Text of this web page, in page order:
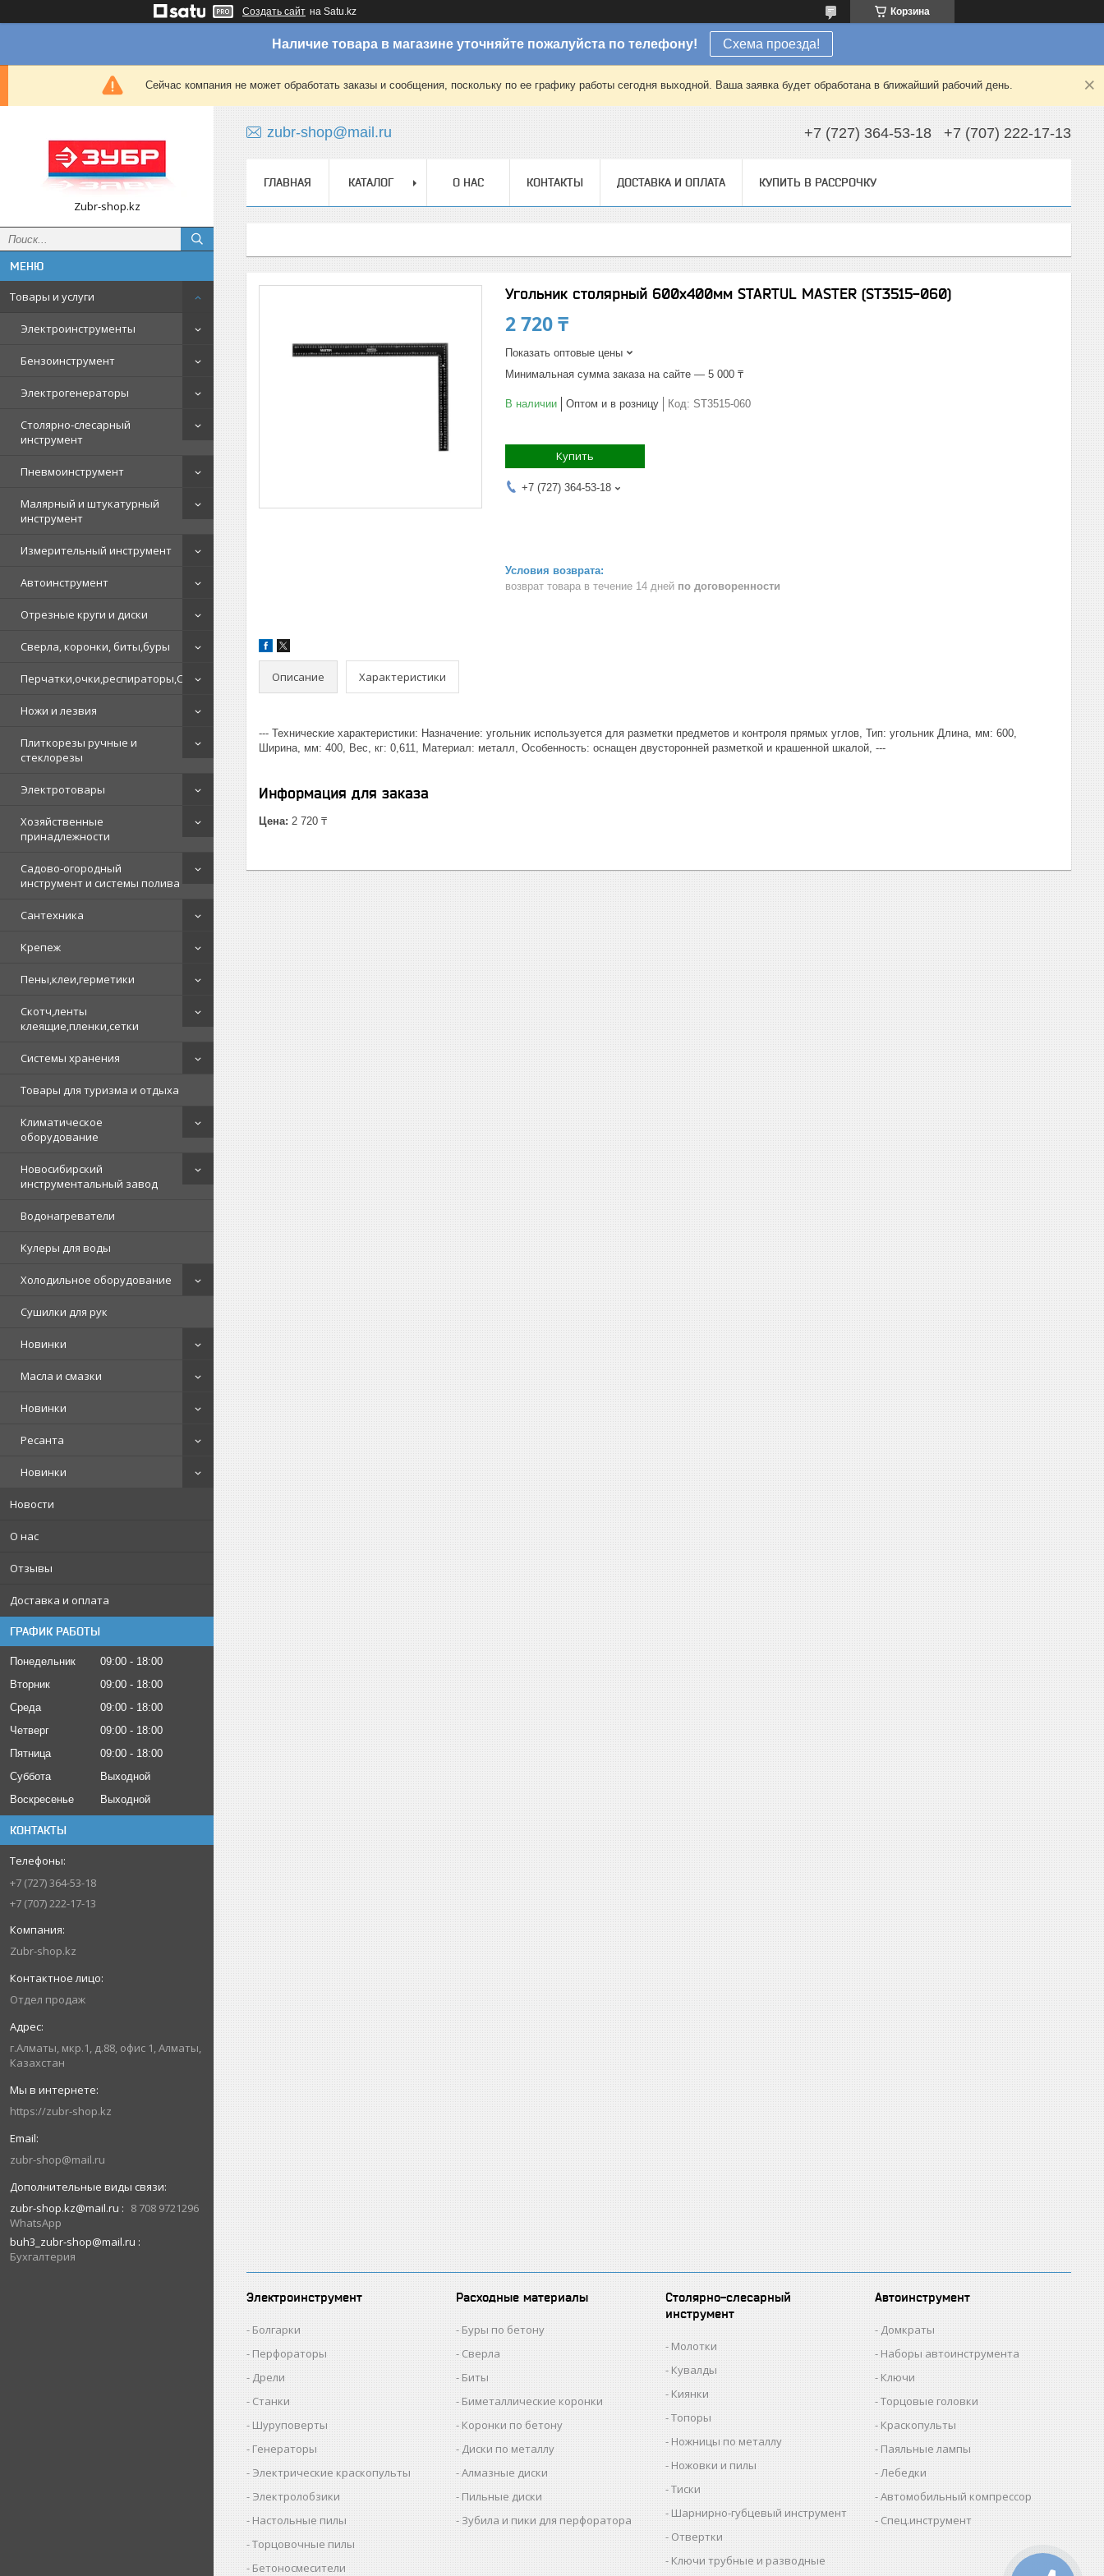
Создать сайт на Satu.kz Корзина
Наличие товара в магазине уточняйте пожалуйста по телефону! Схема проезда!
Сейчас компания не может обработать заказы и сообщения, поскольку по ее графику работы сегодня выходной. Ваша заявка будет обработана в ближайший рабочий день.
Zubr-shop.kz
Товары и услуги
Электроинструменты
Бензоинструмент
Электрогенераторы
Столярно-слесарный
инструмент
Пневмоинструмент
Малярный и штукатурный
инструмент
Измерительный инструмент
Автоинструмент
Отрезные круги и диски
Сверла, коронки, биты,буры
Перчатки,очки,респираторы,СИЗ
Ножи и лезвия
Плиткорезы ручные и
стеклорезы
Электротовары
Хозяйственные
принадлежности
Садово-огородный
инструмент и системы полива
Сантехника
Крепеж
Пены,клеи,герметики
Скотч,ленты
клеящие,пленки,сетки
Системы хранения
Товары для туризма и отдыха
Климатическое
оборудование
Новосибирский
инструментальный завод
Водонагреватели
Кулеры для воды
Холодильное оборудование
Сушилки для рук
Новинки
Масла и смазки
Новинки
Ресанта
Новинки
Новости
О нас
Отзывы
Доставка и оплата
ГРАФИК РАБОТЫ
Понедельник 09:00
18:00
Вторник
09:00
18:00
Среда
09:00
18:00
Четверг
09:00
18:00
Пятница
09:00
18:00
Суббота
Выходной
Воскресенье
Выходной
КОНТАКТЫ
+7 (727) 364-53-18
+7 (707) 222-17-13
Zubr-shop.kz
Отдел продаж
г.Алматы, мкр.1, д.88, офис 1, Алматы,
Казахстан
https://zubr-shop.kz
zubr-shop@mail.ru
zubr-shop.kz@mail.ru
8 708 9721296
WhatsApp
buh3_zubr-shop@mail.ru
Бухгалтерия
zubr-shop@mail.ru +7 (727) 364-53-18 +7 (707) 222-17-13
ГЛАВНАЯ КАТАЛОГ О НАС КОНТАКТЫ ДОСТАВКА И ОПЛАТА КУПИТЬ В РАССРОЧКУ
Угольник столярный 600х400мм STARTUL MASTER (ST3515-060)
2 720 ₸
Показать оптовые цены
Минимальная сумма заказа на сайте — 5 000 ₸
В наличии Оптом и в розницу Код: ST3515-060
Купить
+7 (727) 364-53-18
возврат товара в течение 14 дней по договоренности
Описание Характеристики
--- Технические характеристики: Назначение: угольник используется для разметки предметов и контроля прямых углов, Тип: угольник Длина, мм: 600,
Ширина, мм: 400, Вес, кг: 0,611, Материал: металл, Особенность: оснащен двусторонней разметкой и крашенной шкалой, ---
Информация для заказа
Цена: 2 720 ₸
Электроинструмент
Болгарки
Перфораторы
Дрели
Станки
Шуруповерты
Генераторы
Электрические краскопульты
Электролобзики
Настольные пилы
Торцовочные пилы
Бетоносмесители
Расходные материалы
Буры по бетону
Сверла
Биты
Биметаллические коронки
Коронки по бетону
Диски по металлу
Алмазные диски
Пильные диски
Зубила и пики для перфоратора
Столярно-слесарный
инструмент
Молотки
Кувалды
Киянки
Топоры
Ножницы по металлу
Ножовки и пилы
Тиски
Шарнирно-губцевый инструмент
Отвертки
Ключи трубные и разводные
Автоинструмент
Домкраты
Наборы автоинструмента
Ключи
Торцовые головки
Краскопульты
Паяльные лампы
Лебедки
Автомобильный компрессор
Спец.инструмент